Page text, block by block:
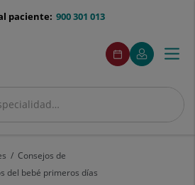
900 301 013
paciente:
menuAcceso
Pedir
cita
Este
enlace
se
en
Mi
Quirónsalud
Este
enlace
se
en
ventana
Menú
Consejos de
del bebé primeros días